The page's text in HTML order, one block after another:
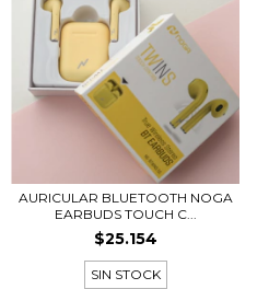
AURICULAR BLUETOOTH NOGA
EARBUDS TOUCH C...
$25.154
SIN STOCK